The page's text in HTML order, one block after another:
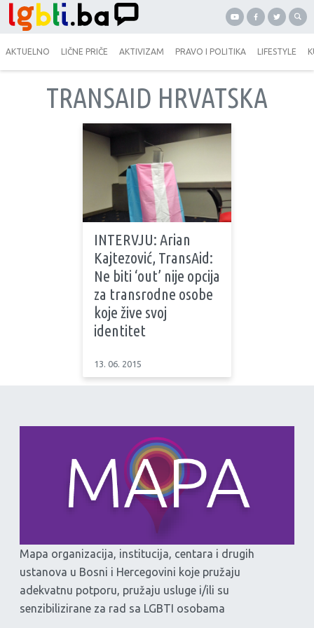
AKTUELNO LIČNE PRIČE AKTIVIZAM PRAVO I POLITIKA LIFESTYLE
TRANSAID HRVATSKA
INTERVJU: Arian
Kajtezović, TransAid:
Ne biti ‘out’ nije opcija
za transrodne osobe
koje žive svoj
identitet
13. 06. 2015
Mapa organizacija, institucija, centara i drugih
ustanova u Bosni i Hercegovini koje pružaju
adekvatnu potporu, pružaju usluge i/ili su
senzibilizirane za rad sa LGBTI osobama